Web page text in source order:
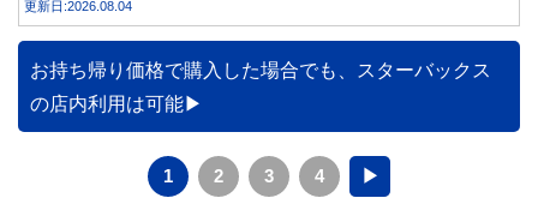
更新日:2026.08.04
お持ち帰り価格で購入した場合でも、スターバックス
の店内利用は可能
1 2 3 4 ▶